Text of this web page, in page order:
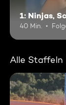
1: Ninjas,
40 Min.
Alle Staffeln